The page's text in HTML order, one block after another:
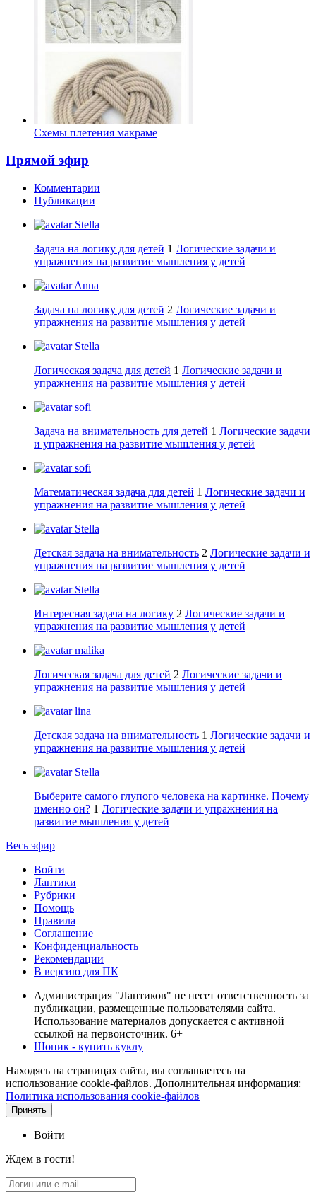
Схемы плетения макраме
Прямой эфир
Комментарии
Публикации
Stella
Задача на логику для детей 1 Логические задачи и
упражнения на развитие мышления у детей
Anna
Задача на логику для детей 2 Логические задачи и
упражнения на развитие мышления у детей
Stella
Логическая задача для детей 1 Логические задачи и
упражнения на развитие мышления у детей
sofi
Задача на внимательность для детей 1 Логические задачи
и упражнения на развитие мышления у детей
sofi
Математическая задача для детей 1 Логические задачи и
упражнения на развитие мышления у детей
Stella
Детская задача на внимательность 2 Логические задачи и
упражнения на развитие мышления у детей
Stella
Интересная задача на логику 2 Логические задачи и
упражнения на развитие мышления у детей
malika
Логическая задача для детей 2 Логические задачи и
упражнения на развитие мышления у детей
lina
Детская задача на внимательность 1 Логические задачи и
упражнения на развитие мышления у детей
Stella
Выберите самого глупого человека на картинке. Почему
именно он? 1 Логические задачи и упражнения на
развитие мышления у детей
Весь эфир
Войти
Лантики
Рубрики
Помощь
Правила
Соглашение
Конфиденциальность
Рекомендации
В версию для ПК
Администрация "Лантиков" не несет ответственность за
публикации, размещенные пользователями сайта.
Использование материалов допускается с активной
ссылкой на первоисточник. 6+
Шопик - купить куклу
Находясь на страницах сайта, вы соглашаетесь на
использование cookie-файлов. Дополнительная информация:
Политика использования cookie-файлов
Принять
Войти
Ждем в гости!